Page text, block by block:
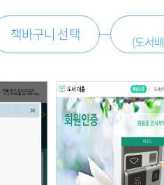
책바구니 선택 (도서